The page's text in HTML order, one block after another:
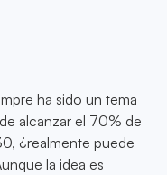
ha sido un tema
alcanzar el 70% de
¿realmente puede
la idea es